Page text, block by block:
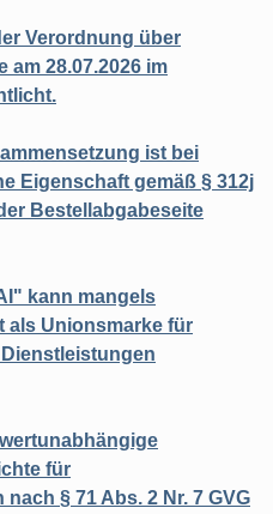
Verordnung über
am 28.07.2026 im
ist bei
Eigenschaft gemäß § 312j
Bestellabgabeseite
kann mangels
als Unionsmarke für
für
§ 71 Abs. 2 Nr. 7 GVG